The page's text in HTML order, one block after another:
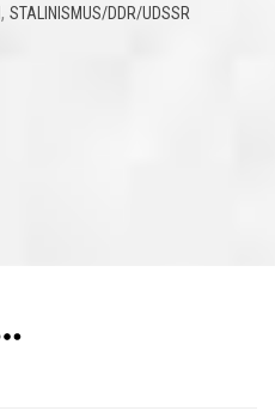
, STALINISMUS/DDR/UDSSR